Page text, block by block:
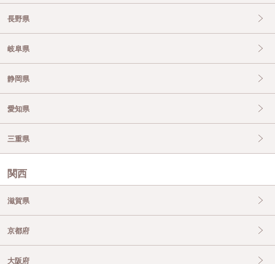
長野県
岐阜県
静岡県
愛知県
三重県
関西
滋賀県
京都府
大阪府